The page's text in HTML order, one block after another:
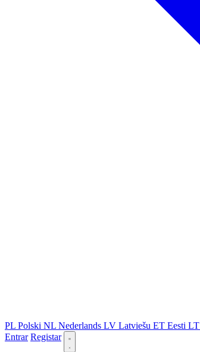
PL Polski NL Nederlands LV Latviešu ET Eesti LT
Entrar Registar